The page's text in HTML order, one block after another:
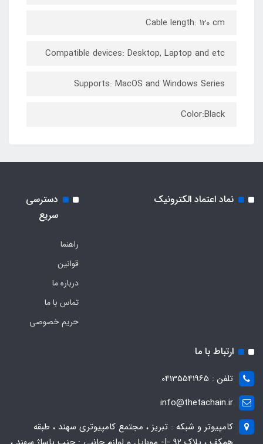
Cable length: 120 cm
Compatible devices: Desktop, Laptop and etc
Supports: MacOS and Windows Series
Color:Black
نماد اعتماد الکترونیک
دسترسی
سریع
راهنما
قوانین
درباره ما
تماس با ما
حریم خصوصی
ارتباط با ما
تلفن : 04135541965
info@thetachain.ir
کامپیوتر و شبکه : تبریز ، مجتمع کامپیوتری سهند ، طبقه